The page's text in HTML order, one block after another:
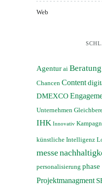
Web
Agentur ai Beratung
Chancen Content
DMEXCO
Unternehmen
IHK Innovativ
künstliche Intelligenz
messe
personalisierung phase
Projektmanagment